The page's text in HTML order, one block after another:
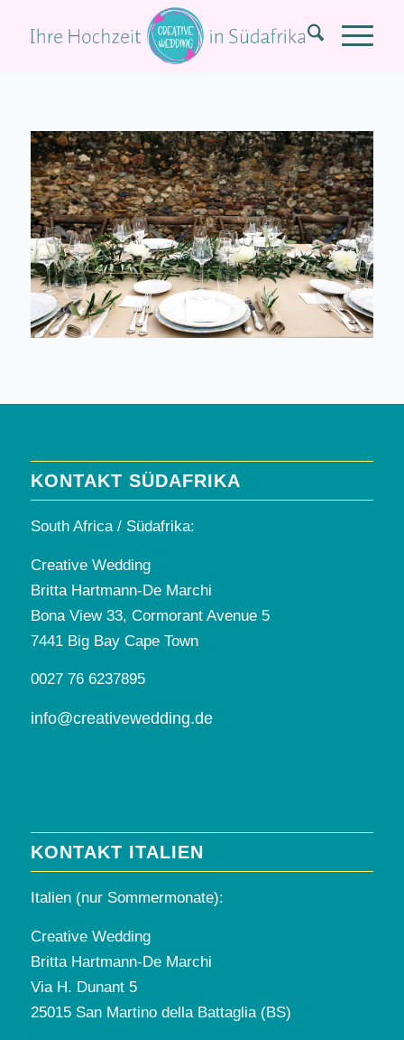
KONTAKT SÜDAFRIKA
South Africa / Südafrika:
Creative Wedding
Britta Hartmann-De Marchi
Bona View 33, Cormorant Avenue 5
7441 Big Bay Cape Town
0027 76 6237895
info@creativewedding.de
KONTAKT ITALIEN
Italien (nur Sommermonate):
Creative Wedding
Britta Hartmann-De Marchi
Via H. Dunant 5
25015 San Martino della Battaglia (BS)